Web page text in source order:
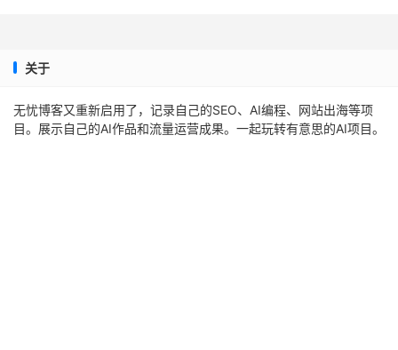
关于
无忧博客又重新启用了，记录自己的SEO、AI编程、网站出海等项
目。展示自己的AI作品和流量运营成果。一起玩转有意思的AI项目。